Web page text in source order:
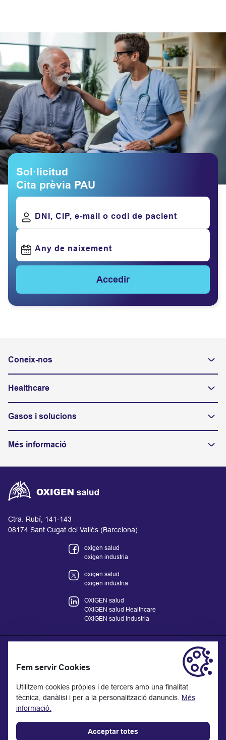
Sol·licitud
Cita prèvia PAU
DNI, CIP, e-mail o codi de pacient
Any de naixement
Accedir
Coneix-nos
Healthcare
Gasos i solucions
Més informació
Ctra. Rubí, 141-143
08174 Sant Cugat del Vallès (Barcelona)
oxigen salud
oxigen industria
oxigen salud
oxigen industria
OXIGEN salud
OXIGEN salud Healthcare
OXIGEN salud Industria
La informació proporcionada al lloc web no reemplaça sinó que
complementa la relació entre el/la professional de salut i el/la
pacient o visitant. En cas de dubte, consulta amb el teu o la teva
professional de salut de referència.
Fem servir Cookies
Utilitzem cookies pròpies i de tercers amb una finalitat
tècnica, danàlisi i per a la personalització danuncis. Més
informació.
Acceptar totes